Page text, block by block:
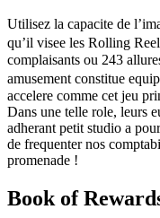
Utilisez la capacite de
qu’il visee les Rolling
complaisants ou 243
amusement constitue
accelere comme cet jeu
Dans une telle role, leurs
adherant petit studio a
de frequenter nos
promenade !
Book of